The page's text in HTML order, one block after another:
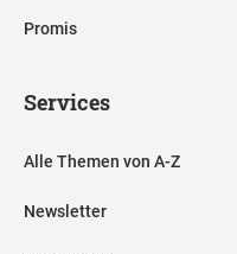
Promis
Services
Alle Themen von A-Z
Newsletter